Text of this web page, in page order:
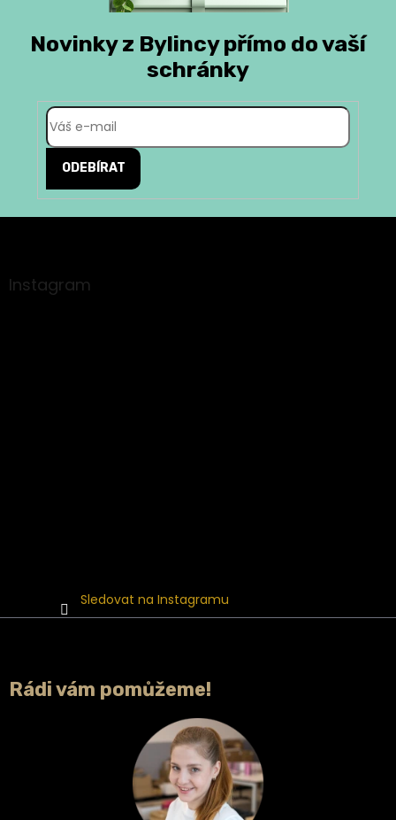
Novinky z Bylincy přímo do vaší
schránky
ODEBÍRAT
aInstagram
Sledovat na Instagramu
Rádi vám pomůžeme!